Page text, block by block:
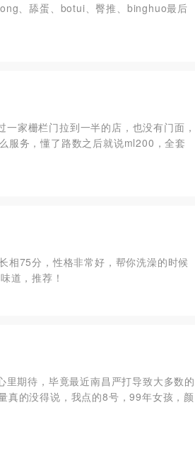
、舔蛋、botui、臀推、binghuo最后
家栅栏门拉到一半的店，也没有门面，
服务，懂了路数之后就说ml200，全套
相75分，性格非常好，帮你洗澡的时候
道，推荐！
期待，毕竟最近南昌严打导致大多数的
真的没得说，我点的8号，99年女孩，颜